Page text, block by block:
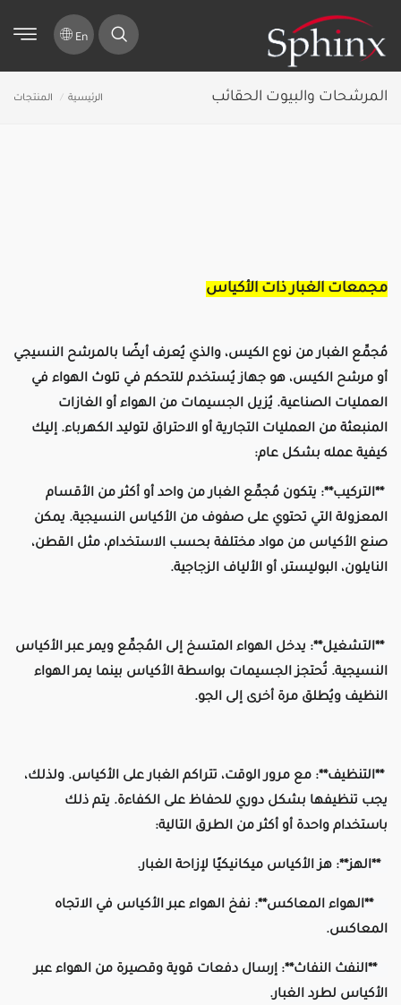
En
المرشحات والبيوت الحقائب الرئيسية المنتجات
مجمعات الغبار ذات الأكياس
مُجمِّع الغبار من نوع الكيس، والذي يُعرف أيضًا بالمرشح النسيجي
أو مرشح الكيس، هو جهاز يُستخدم للتحكم في تلوث الهواء في
العمليات الصناعية. يُزيل الجسيمات من الهواء أو الغازات
المنبعثة من العمليات التجارية أو الاحتراق لتوليد الكهرباء. إليك
كيفية عمله بشكل عام:
**التركيب**: يتكون مُجمِّع الغبار من واحد أو أكثر من الأقسام
المعزولة التي تحتوي على صفوف من الأكياس النسيجية. يمكن
صنع الأكياس من مواد مختلفة بحسب الاستخدام، مثل القطن،
النايلون، البوليستر، أو الألياف الزجاجية.
**التشغيل**: يدخل الهواء المتسخ إلى المُجمِّع ويمر عبر الأكياس
النسيجية. تُحتجز الجسيمات بواسطة الأكياس بينما يمر الهواء
النظيف ويُطلق مرة أخرى إلى الجو.
**التنظيف**: مع مرور الوقت، تتراكم الغبار على الأكياس. ولذلك،
يجب تنظيفها بشكل دوري للحفاظ على الكفاءة. يتم ذلك
باستخدام واحدة أو أكثر من الطرق التالية:
**الهز**: هز الأكياس ميكانيكيًا لإزاحة الغبار.
**الهواء المعاكس**: نفخ الهواء عبر الأكياس في الاتجاه
المعاكس.
**النفث النفاث**: إرسال دفعات قوية وقصيرة من الهواء عبر
الأكياس لطرد الغبار.